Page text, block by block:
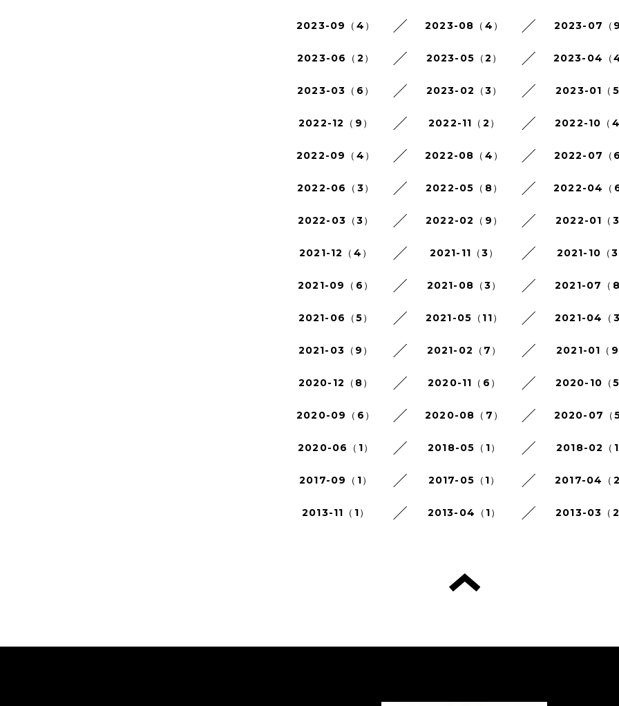
2023-09（4） 2023-08（4） 2023-07（9
2023-06（2） 2023-05（2） 2023-04（4
2023-03（6） 2023-02（3） 2023-01（5
2022-12（9） 2022-11（2） 2022-10（4
2022-09（4） 2022-08（4） 2022-07（6
2022-06（3） 2022-05（8） 2022-04（6
2022-03（3） 2022-02（9） 2022-01（3
2021-12（4） 2021-11（3） 2021-10（3
2021-09（6） 2021-08（3） 2021-07（8
2021-06（5） 2021-05（11） 2021-04（3
2021-03（9） 2021-02（7） 2021-01（9
2020-12（8） 2020-11（6） 2020-10（5
2020-09（6） 2020-08（7） 2020-07（5
2020-06（1） 2018-05（1） 2018-02（1
2017-09（1） 2017-05（1） 2017-04（2
2013-11（1） 2013-04（1） 2013-03（2